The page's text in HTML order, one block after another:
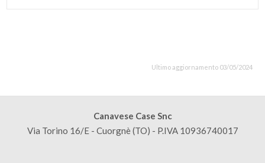
Ultimo aggiornamento 03/05/2024
Canavese Case Snc
Via Torino 16/E - Cuorgnè (TO) - P.IVA 10936740017